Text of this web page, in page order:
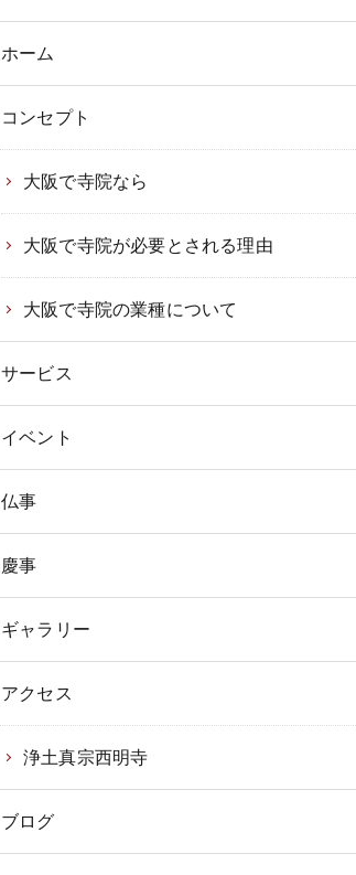
ホーム
コンセプト
大阪で寺院なら
大阪で寺院が必要とされる理由
大阪で寺院の業種について
サービス
イベント
仏事
慶事
ギャラリー
アクセス
浄土真宗西明寺
ブログ